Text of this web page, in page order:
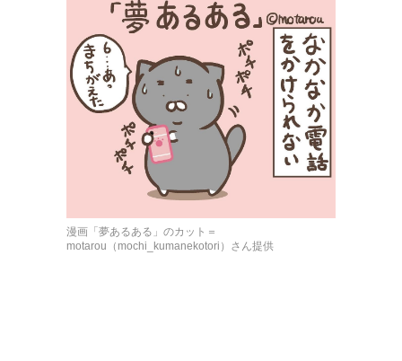
漫画「夢あるある」のカット＝
motarou（mochi_kumanekotori）さん提供